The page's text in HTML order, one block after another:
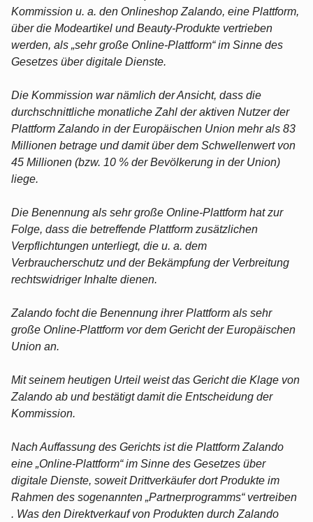
Kommission u. a. den Onlineshop Zalando, eine Plattform,
über die Modeartikel und Beauty-Produkte vertrieben
werden, als „sehr große Online-Plattform“ im Sinne des
Gesetzes über digitale Dienste.
Die Kommission war nämlich der Ansicht, dass die
durchschnittliche monatliche Zahl der aktiven Nutzer der
Plattform Zalando in der Europäischen Union mehr als 83
Millionen betrage und damit über dem Schwellenwert von
45 Millionen (bzw. 10 % der Bevölkerung in der Union)
liege.
Die Benennung als sehr große Online-Plattform hat zur
Folge, dass die betreffende Plattform zusätzlichen
Verpflichtungen unterliegt, die u. a. dem
Verbraucherschutz und der Bekämpfung der Verbreitung
rechtswidriger Inhalte dienen.
Zalando focht die Benennung ihrer Plattform als sehr
große Online-Plattform vor dem Gericht der Europäischen
Union an.
Mit seinem heutigen Urteil weist das Gericht die Klage von
Zalando ab und bestätigt damit die Entscheidung der
Kommission.
Nach Auffassung des Gerichts ist die Plattform Zalando
eine „Online-Plattform“ im Sinne des Gesetzes über
digitale Dienste, soweit Drittverkäufer dort Produkte im
Rahmen des sogenannten „Partnerprogramms“ vertreiben
. Was den Direktverkauf von Produkten durch Zalando